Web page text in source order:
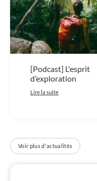
[Podcast] L'esprit
d’exploration
Lire la suite
Voir plus d'actualités